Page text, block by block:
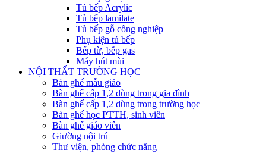
Tủ bếp Acrylic
Tủ bếp lamilate
Tủ bếp gỗ công nghiệp
Phụ kiện tủ bếp
Bếp từ, bếp gas
Máy hút mùi
NỘI THẤT TRƯỜNG HỌC
Bàn ghế mẫu giáo
Bàn ghế cấp 1,2 dùng trong gia đình
Bàn ghế cấp 1,2 dùng trong trường học
Bàn ghế học PTTH, sinh viên
Bàn ghế giáo viên
Giường nội trú
Thư viện, phòng chức năng